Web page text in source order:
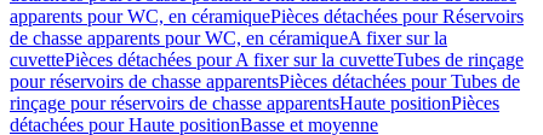
apparents pour WC, en céramiquePièces détachées pour Réservoirs
de chasse apparents pour WC, en céramiqueA fixer sur la
cuvettePièces détachées pour A fixer sur la cuvetteTubes de rinçage
pour réservoirs de chasse apparentsPièces détachées pour Tubes de
rinçage pour réservoirs de chasse apparentsHaute positionPièces
détachées pour Haute positionBasse et moyenne